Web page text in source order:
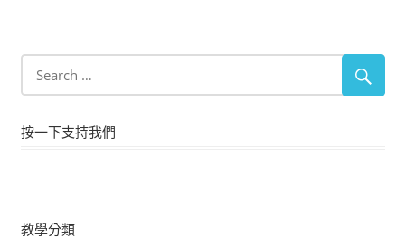
按一下支持我們
教學分類